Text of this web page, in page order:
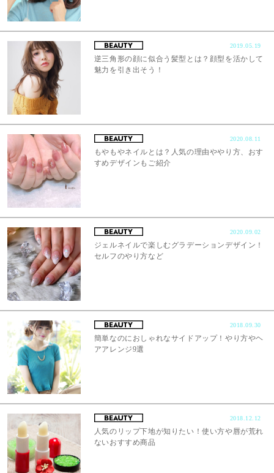
2019.05.19
逆三角形の顔に似合う髪型とは？顔型を活かして
魅力を引き出そう！
2020.08.11
もやもやネイルとは？人気の理由ややり方、おす
すめデザインもご紹介
2020.09.02
ジェルネイルで楽しむグラデーションデザイン！
セルフのやり方など
2018.09.30
簡単なのにおしゃれなサイドアップ！やり方やヘ
アアレンジ9選
2018.12.12
人気のリップ下地が知りたい！使い方や唇が荒れ
ないおすすめ商品